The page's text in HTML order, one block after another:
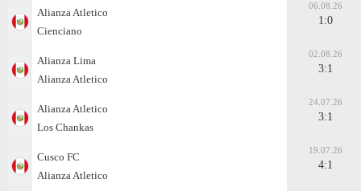
Alianza Atletico
Cienciano
06.08.26
1:0
Alianza Lima
Alianza Atletico
02.08.26
3:1
Alianza Atletico
Los Chankas
24.07.26
3:1
Cusco FC
Alianza Atletico
19.07.26
4:1